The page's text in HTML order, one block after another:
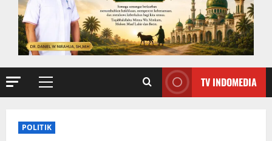
TV INDOMEDIA
POLITIK